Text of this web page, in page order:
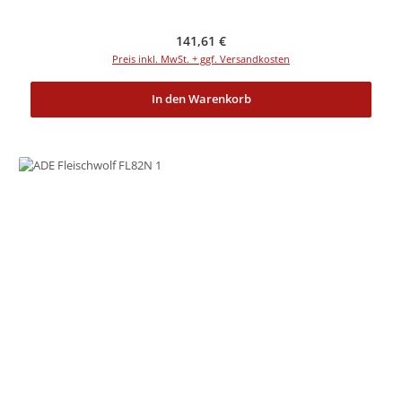
Regulärer Preis:
141,61 €
Preis inkl. MwSt. + ggf. Versandkosten
In den Warenkorb